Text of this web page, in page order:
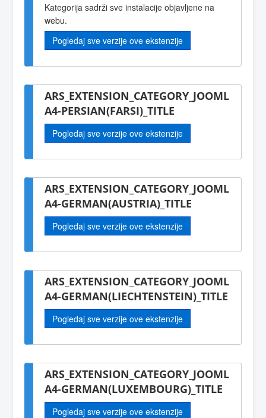
Kategorija sadrži sve instalacije objavljene na
webu.
Pogledaj sve verzije ove ekstenzije
ARS_EXTENSION_CATEGORY_JOOML
A4-PERSIAN(FARSI)_TITLE
Pogledaj sve verzije ove ekstenzije
ARS_EXTENSION_CATEGORY_JOOML
A4-GERMAN(AUSTRIA)_TITLE
Pogledaj sve verzije ove ekstenzije
ARS_EXTENSION_CATEGORY_JOOML
A4-GERMAN(LIECHTENSTEIN)_TITLE
Pogledaj sve verzije ove ekstenzije
ARS_EXTENSION_CATEGORY_JOOML
A4-GERMAN(LUXEMBOURG)_TITLE
Pogledaj sve verzije ove ekstenzije